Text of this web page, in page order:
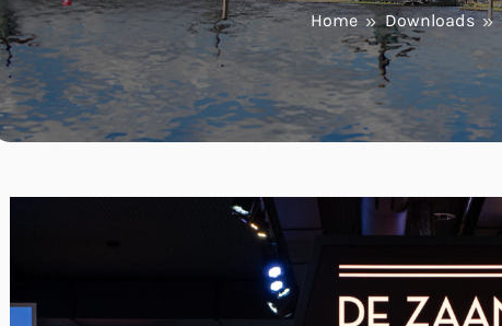
Home Downloads